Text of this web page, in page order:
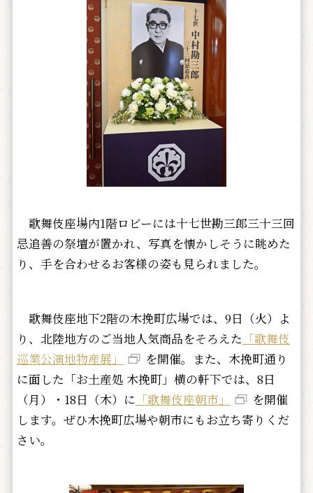
歌舞伎座場内1階ロビーには十七世勘三郎三十三回
忌追善の祭壇が置かれ、写真を懐かしそうに眺めた
り、手を合わせるお客様の姿も見られました。
歌舞伎座地下2階の木挽町広場では、9日（火）よ
り、北陸地方のご当地人気商品をそろえた 「歌舞伎
巡業公演地物産展」
を開催。また、木挽町通り
に面した「お土産処 木挽町」横の軒下では、8日
（月）・18日（木）に 「歌舞伎座朝市」
を開催
します。ぜひ木挽町広場や朝市にもお立ち寄りくだ
さい。